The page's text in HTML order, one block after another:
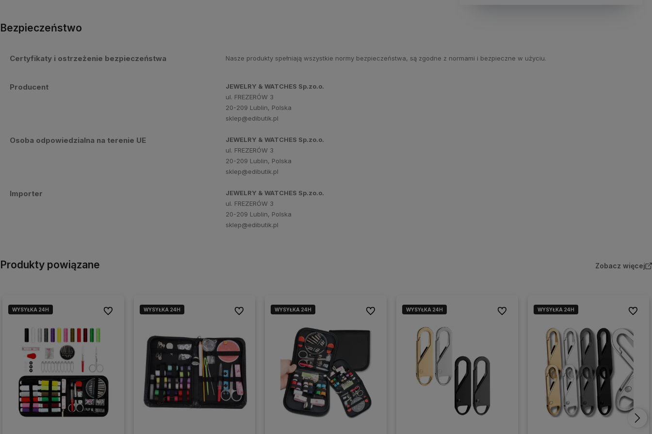
Bezpieczeństwo
Certyfikaty i ostrzeżenie bezpieczeństwa Nasze produkty spełniają wszystkie normy bezpieczeństwa, są zgodne z normami i bezpieczne w użyciu.
Producent
JEWELRY & WATCHES Sp.zo.o.
ul. FREZERÓW 3
20-209 Lublin, Polska
sklep@edibutik.pl
Osoba odpowiedzialna na terenie UE
JEWELRY & WATCHES Sp.zo.o.
ul. FREZERÓW 3
20-209 Lublin, Polska
sklep@edibutik.pl
Importer
JEWELRY & WATCHES Sp.zo.o.
ul. FREZERÓW 3
20-209 Lublin, Polska
sklep@edibutik.pl
Produkty powiązane Zobacz więcej
WYSYŁKA 24H Do ulubionychWYSYŁKA 24H Do ulubionychWYSYŁKA 24H Do ulubionychWYSYŁKA 24H Do ulubionychWYSYŁKA 24H Do